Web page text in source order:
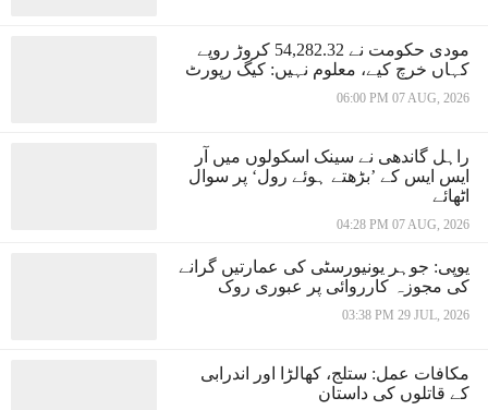
مودی حکومت نے 54,282.32 کروڑ روپے
کہاں خرچ کیے، معلوم نہیں: کیگ رپورٹ
06:00 PM 07 AUG, 2026
راہل گاندھی نے سینک اسکولوں میں آر
ایس ایس کے ’بڑھتے ہوئے رول‘ پر سوال
اٹھائے
04:28 PM 07 AUG, 2026
یوپی: جوہر یونیورسٹی کی عمارتیں گرانے
کی مجوزہ کارروائی پر عبوری روک
03:38 PM 29 JUL, 2026
مکافات عمل: ستلج، کھالڑا اور اندرابی
کے قاتلوں کی داستان